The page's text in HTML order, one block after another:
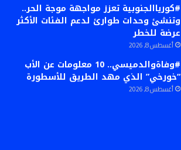
#كورياالجنوبية تعزز مواجهة موجة الحر..
وتنشئ وحدات طوارئ لدعم الفئات الأكثر
عرضة للخطر
أغسطس 8, 2026
#وفاةوالدميسي.. 10 معلومات عن الأب
“خورخي” الذي مهد الطريق للأسطورة
أغسطس 8, 2026